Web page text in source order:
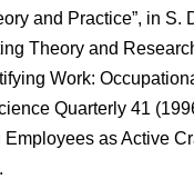
and Practice”, in S.
Theory and
Work:
Quarterly 41
as Active